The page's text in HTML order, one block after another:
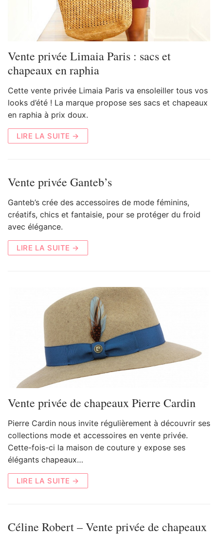
Vente privée Limaia Paris : sacs et
chapeaux en raphia
Cette vente privée Limaia Paris va ensoleiller tous vos
looks d’été ! La marque propose ses sacs et chapeaux
en raphia à prix doux.
LIRE LA SUITE →
Vente privée Ganteb’s
Ganteb’s crée des accessoires de mode féminins,
créatifs, chics et fantaisie, pour se protéger du froid
avec élégance.
LIRE LA SUITE →
Vente privée de chapeaux Pierre Cardin
Pierre Cardin nous invite régulièrement à découvrir ses
collections mode et accessoires en vente privée.
Cette-fois-ci la maison de couture y expose ses
élégants chapeaux…
LIRE LA SUITE →
Céline Robert – Vente privée de chapeaux